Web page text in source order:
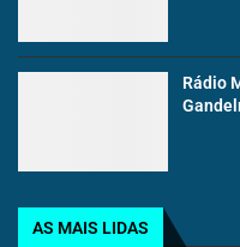
Rádio
AS MAIS LIDAS